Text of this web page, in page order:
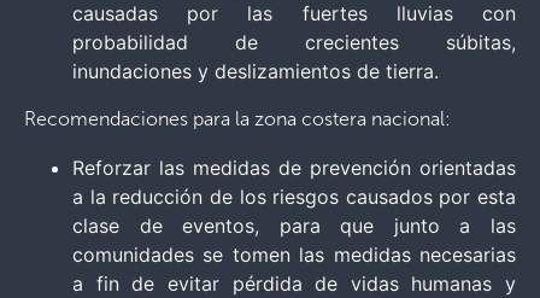
causadas por las fuertes lluvias con
probabilidad de crecientes súbitas,
inundaciones y deslizamientos de tierra.
Recomendaciones para la zona costera nacional:
Reforzar las medidas de prevención orientadas
a la reducción de los riesgos causados por esta
clase de eventos, para que junto a las
comunidades se tomen las medidas necesarias
a fin de evitar pérdida de vidas humanas y